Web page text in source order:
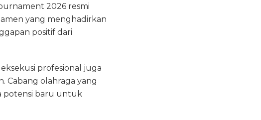
2026 resmi
yang menghadirkan
positif dari
profesional juga
olahraga yang
potensi baru untuk